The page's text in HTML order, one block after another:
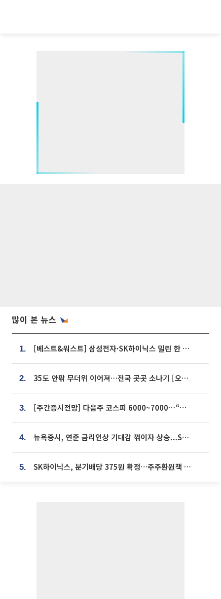
많이 본 뉴스
1. [베스트&워스트] 삼성전자·SK하이닉스 밀린 한 주…상상인증권은 85% 급등
2. 35도 안팎 무더위 이어져…전국 곳곳 소나기 [오늘 날씨]
3. [주간증시전망] 다음주 코스피 6000~7000⋯“外人 수급은 정책이 변수”
4. 뉴욕증시, 연준 금리인상 기대감 꺾이자 상승...S&P500 사상 최고치 [종합]
5. SK하이닉스, 분기배당 375원 확정…주주환원책 9월로 앞당겨 발표